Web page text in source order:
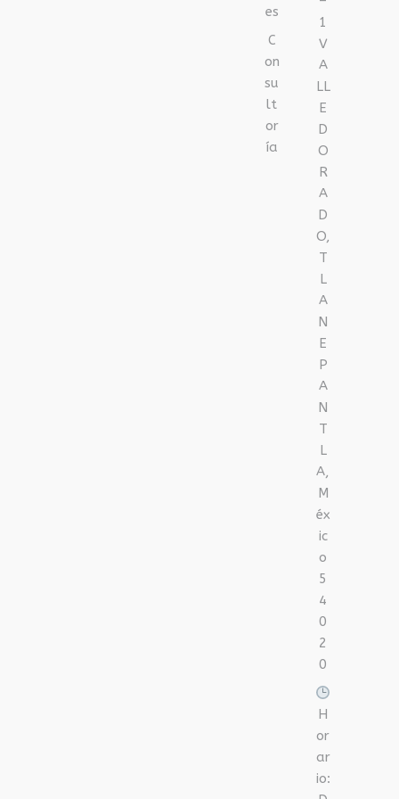
es
C
on
su
lt
or
ía
1
V
A
LL
E
D
O
R
A
D
O,
T
L
A
N
E
P
A
N
T
L
A,
M
éx
ic
o
5
4
0
2
0
H
or
ar
io: